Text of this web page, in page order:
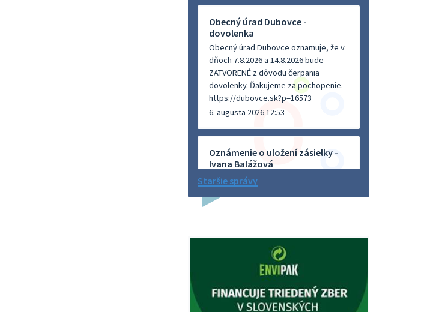
Obecný úrad Dubovce -
dovolenka
Obecný úrad Dubovce oznamuje, že v
dňoch 7.8.2026 a 14.8.2026 bude
ZATVORENÉ z dôvodu čerpania
dovolenky. Ďakujeme za pochopenie.
https://dubovce.sk?p=16573
6. augusta 2026 12:53
Oznámenie o uložení zásielky -
Ivana Balážová
Na úradnej tabuli je nová výveska.
5. augusta 2026 12:38
Dovolenka - MUDr. Marián Sivoň
Ambulancia pre dospelých - MUDr.
Marián Sivoň Popudinské Močidľany
oznamuje, že od 19.8 - 28.8.2026
budeZATVORENÁ z dôvodu čerpania
Staršie správy